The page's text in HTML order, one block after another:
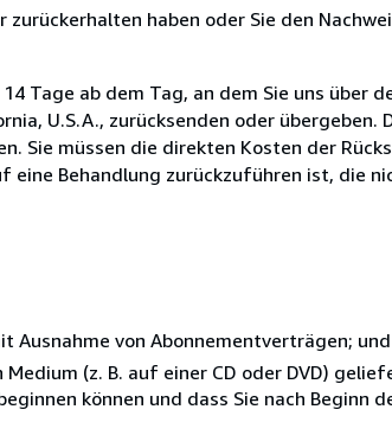
haben oder Sie den
Tage ab dem Tag, an dem Sie uns über
U.S.A., zurücksenden oder übergeben.
Sie müssen die direkten Kosten der
Behandlung zurückzuführen ist, die
Ausnahme von Abonnementverträgen; und
(z. B. auf einer CD oder DVD)
können und dass Sie nach Beginn